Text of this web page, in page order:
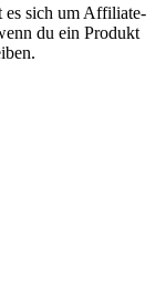
es sich um Affiliate-
du ein Produkt